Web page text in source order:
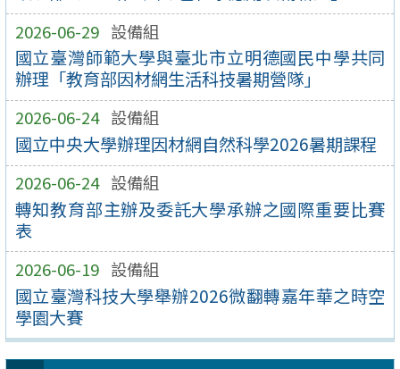
2026-06-29 設備組
國立臺灣師範大學與臺北市立明德國民中學共同
辦理「教育部因材網生活科技暑期營隊」
2026-06-24 設備組
國立中央大學辦理因材網自然科學2026暑期課程
2026-06-24 設備組
轉知教育部主辦及委託大學承辦之國際重要比賽
表
2026-06-19 設備組
國立臺灣科技大學舉辦2026微翻轉嘉年華之時空
學園大賽